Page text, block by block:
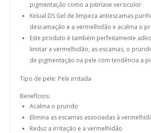
pigmentação como a pitiríase versicolor
Kelual DS Gel de limpeza antiescamas
descamação e a vermelhidão e acalma o
Este produto é também perfeitamente
limitar a vermelhidão, as escamas, o
de pigmentação na pele com tendência a
Tipo de pele: Pele irritada
Benefícios:
Acalma o prurido
Elimina as escamas associadas à
Reduz a irritação e a vermelhidão